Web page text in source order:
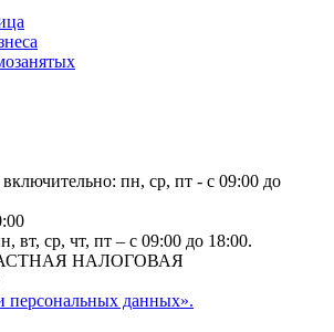
включительно: пн, ср, пт - с 09:00 до
вт, ср, чт, пт – с 09:00 до 18:00.
НАЛОГОВАЯ
персональных данных».